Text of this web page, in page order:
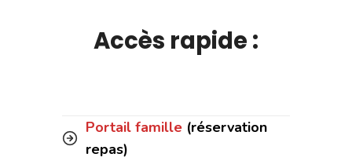
Accès rapide :
Portail famille (réservation
repas)